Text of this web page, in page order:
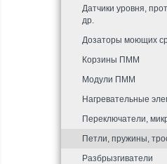
Датчики уровня,
др.
Дозаторы моющих
Корзины ПММ
Модули ПММ
Нагревательные
Переключатели,
Петли, пружины,
Разбрызгиватели